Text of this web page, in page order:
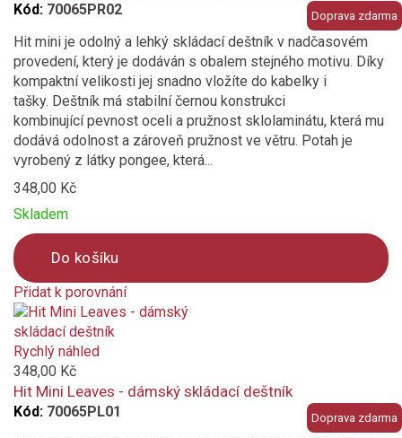
Doprava zdarma
Kód: 70065PR02
Hit mini je odolný a lehký skládací deštník v nadčasovém
provedení, který je dodáván s obalem stejného motivu. Díky
kompaktní velikosti jej snadno vložíte do kabelky i
tašky. Deštník má stabilní černou konstrukci
kombinující pevnost oceli a pružnost sklolaminátu, která mu
dodává odolnost a zároveň pružnost ve větru. Potah je
vyrobený z látky pongee, která...
348,00 Kč
Skladem
Do košíku
Přidat k porovnání
Product
is
added
to
compare
Doprava zdarma
Rychlý náhled
348,00 Kč
Hit Mini Leaves - dámský skládací deštník
Kód: 70065PL01